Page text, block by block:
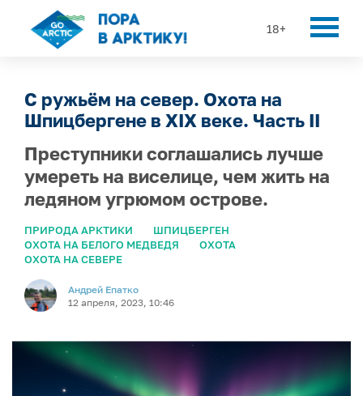
18+
С ружьём на север. Охота на
Шпицбергене в XIX веке. Часть II
Преступники соглашались лучше
умереть на виселице, чем жить на
ледяном угрюмом острове.
ПРИРОДА АРКТИКИ
ШПИЦБЕРГЕН
ОХОТА НА БЕЛОГО МЕДВЕДЯ
ОХОТА
ОХОТА НА СЕВЕРЕ
Андрей Епатко
12 апреля, 2023, 10:46